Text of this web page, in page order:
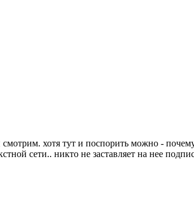
хотя тут и поспорить можно -
сети.. никто не заставляет на нее